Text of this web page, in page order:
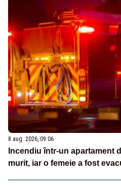
8 aug. 2026, 09:06
Incendiu într-un apartament
murit, iar o femeie a fost